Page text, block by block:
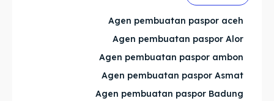
Agen pembuatan paspor aceh
Agen pembuatan paspor Alor
Agen pembuatan paspor ambon
Agen pembuatan paspor Asmat
Agen pembuatan paspor Badung